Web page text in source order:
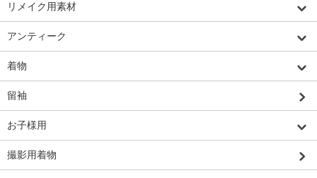
リメイク用素材
アンティーク
着物
留袖
お子様用
撮影用着物